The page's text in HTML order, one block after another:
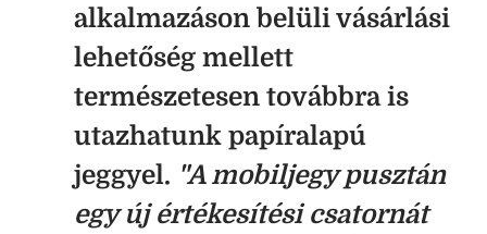
alkalmazáson belüli vásárlási
lehetőség mellett
természetesen továbbra is
utazhatunk papíralapú
jeggyel. "A mobiljegy pusztán
egy új értékesítési csatornát